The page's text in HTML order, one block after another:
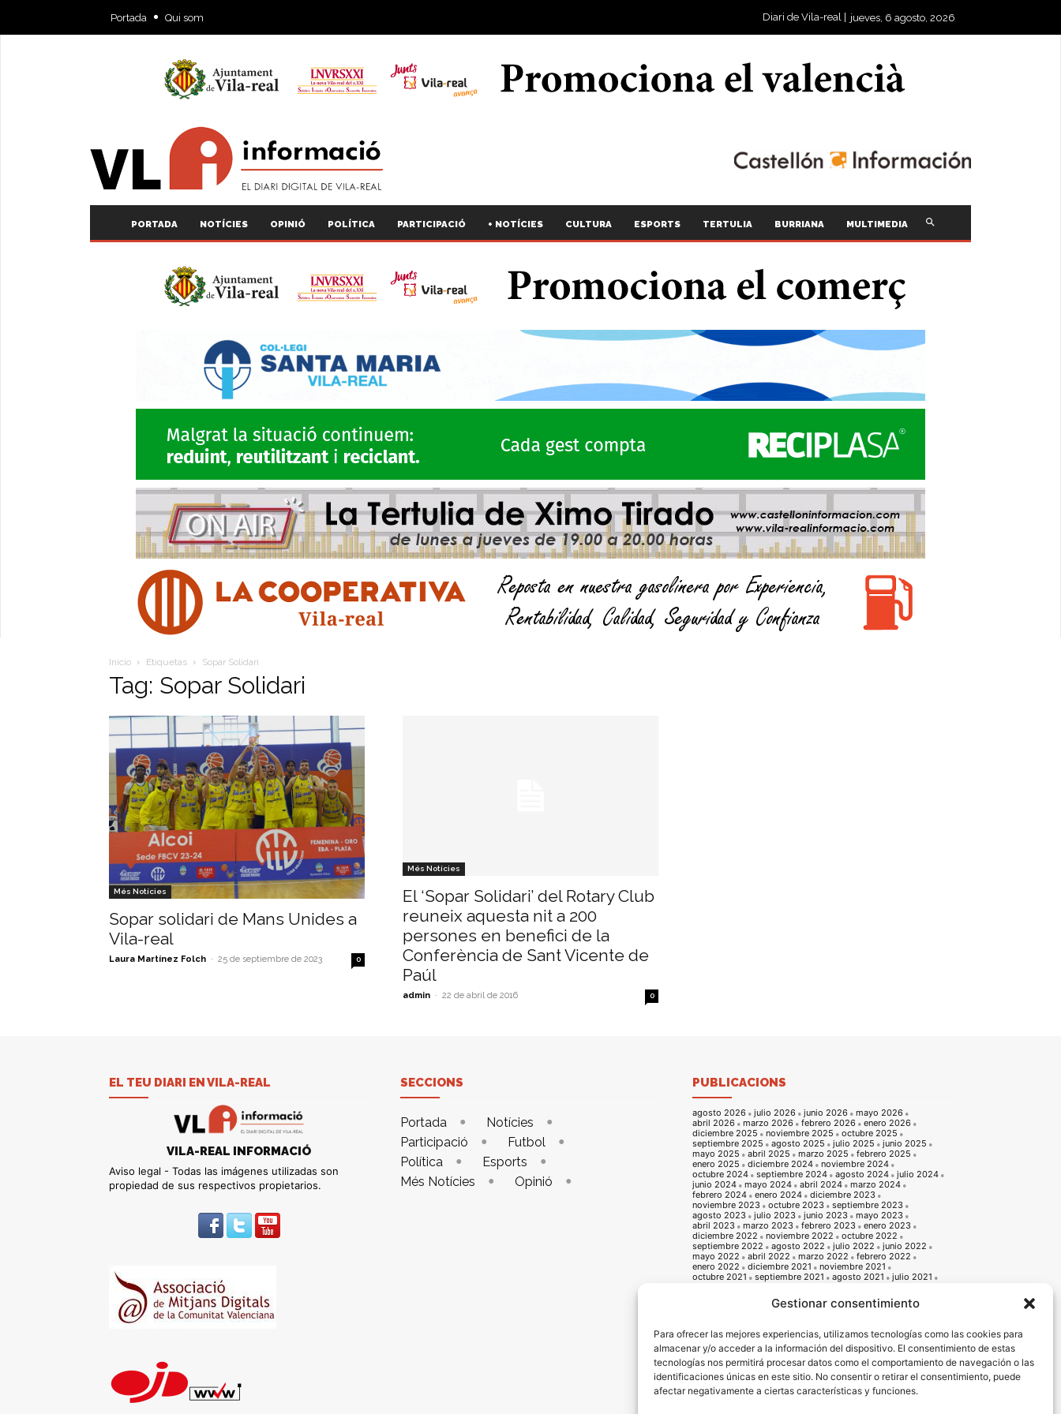
Gestionar consentimiento
Para ofrecer las mejores experiencias, utilizamos tecnologías como las cookies para
almacenar y/o acceder a la información del dispositivo. El consentimiento de estas
tecnologías nos permitirá procesar datos como el comportamiento de navegación o las
identificaciones únicas en este sitio. No consentir o retirar el consentimiento, puede
afectar negativamente a ciertas características y funciones.
Portada Qui som Diari de Vila-real | jueves, 6 agosto, 2026
PORTADA NOTÍCIES OPINIÓ POLÍTICA PARTICIPACIÓ + NOTÍCIES CULTURA ESPORTS TERTULIA BURRIANA MULTIMEDIA
Inicio Etiquetas Sopar Solidari
Tag: Sopar Solidari
Més Notícies
Sopar solidari de Mans Unides a
Vila-real
Laura Martínez Folch - 25 de septiembre de 2023 0
Més Notícies
El ‘Sopar Solidari’ del Rotary Club
reuneix aquesta nit a 200
persones en benefici de la
Conferència de Sant Vicente de
Paúl
admin - 22 de abril de 2016 0
EL TEU DIARI EN VILA-REAL
VILA-REAL INFORMACIÓ
Aviso legal - Todas las imágenes utilizadas son
propiedad de sus respectivos propietarios.
SECCIONS
Portada
Notícies
Participació
Futbol
Política
Esports
Més Notícies
Opinió
PUBLICACIONS
agosto 2026 julio 2026 junio 2026
mayo 2026
abril 2026
marzo 2026 febrero 2026
enero 2026
diciembre 2025
noviembre 2025
octubre 2025
septiembre 2025
agosto 2025 julio 2025
junio 2025
mayo 2025
abril 2025 marzo 2025
febrero 2025
enero 2025
diciembre 2024
noviembre 2024
octubre 2024
septiembre 2024 agosto 2024
julio 2024
junio 2024
mayo 2024 abril 2024
marzo 2024
febrero 2024
enero 2024
diciembre 2023
noviembre 2023
octubre 2023
septiembre 2023
agosto 2023
julio 2023 junio 2023
mayo 2023
abril 2023
marzo 2023 febrero 2023
enero 2023
diciembre 2022
noviembre 2022
octubre 2022
septiembre 2022
agosto 2022 julio 2022
junio 2022
mayo 2022
abril 2022 marzo 2022
febrero 2022
enero 2022
diciembre 2021
noviembre 2021
octubre 2021
septiembre 2021 agosto 2021
julio 2021
enero 2021
octubre 2020
septiembre 2020
abril 2020
marzo 2020 febrero 2020
enero 2020
diciembre 2019
noviembre 2019
octubre 2019
septiembre 2019
agosto 2019 julio 2019
junio 2019
mayo 2019
abril 2019 marzo 2019
febrero 2019
enero 2019
diciembre 2018
noviembre 2018
octubre 2018
septiembre 2018 agosto 2018
julio 2018
junio 2018
mayo 2018 abril 2018
marzo 2018
febrero 2018
diciembre 2017